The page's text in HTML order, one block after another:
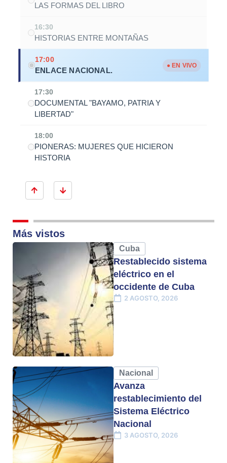
LAS FORMAS DEL LIBRO
16:30
HISTORIAS ENTRE MONTAÑAS
17:00
ENLACE NACIONAL.
● EN VIVO
17:30
DOCUMENTAL "BAYAMO, PATRIA Y
LIBERTAD"
18:00
PIONERAS: MUJERES QUE HICIERON
HISTORIA
Más vistos
Cuba
Restablecido sistema
eléctrico en el
occidente de Cuba
2 AGOSTO, 2026
Nacional
Avanza
restablecimiento del
Sistema Eléctrico
Nacional
3 AGOSTO, 2026